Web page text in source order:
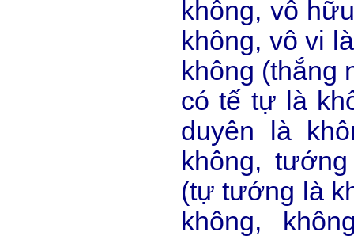
không, vô
không, vô vi
không (thắng
có tế tự là
duyên là
không,
(tự tướng là
không,